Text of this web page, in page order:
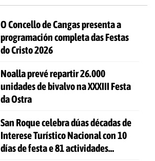
O Concello de Cangas presenta a
programación completa das Festas
do Cristo 2026
Noalla prevé repartir 26.000
unidades de bivalvo na XXXIII Festa
da Ostra
San Roque celebra dúas décadas de
Interese Turístico Nacional con 10
días de festa e 81 actividades